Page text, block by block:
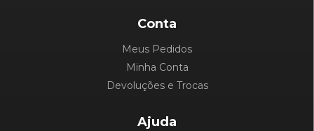
Conta
Meus Pedidos
Minha Conta
Devoluções e Trocas
Ajuda